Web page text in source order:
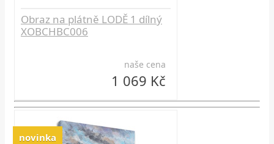
Obraz na plátně LODĚ 1 dílný
XOBCHBC006
naše cena
1 069 Kč
novinka